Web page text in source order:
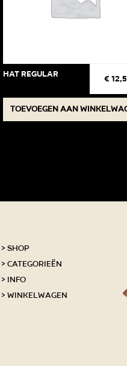
Hat regular €
Toevoegen aan
Shop
Categorieën
Info
Winkelwagen